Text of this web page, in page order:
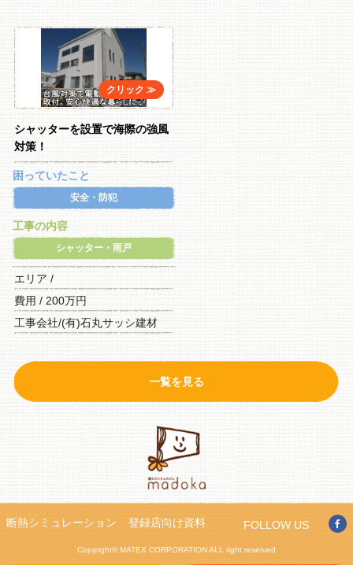
シャッターを設置で海際の強風
対策！
困っていたこと
安全・防犯
工事の内容
シャッター・雨戸
エリア /
費用 / 200万円
工事会社/(有)石丸サッシ建材
一覧を見る
断熱シミュレーション 登録店向け資料 FOLLOW US
Copyright© MATEX CORPORATION ALL right reserved